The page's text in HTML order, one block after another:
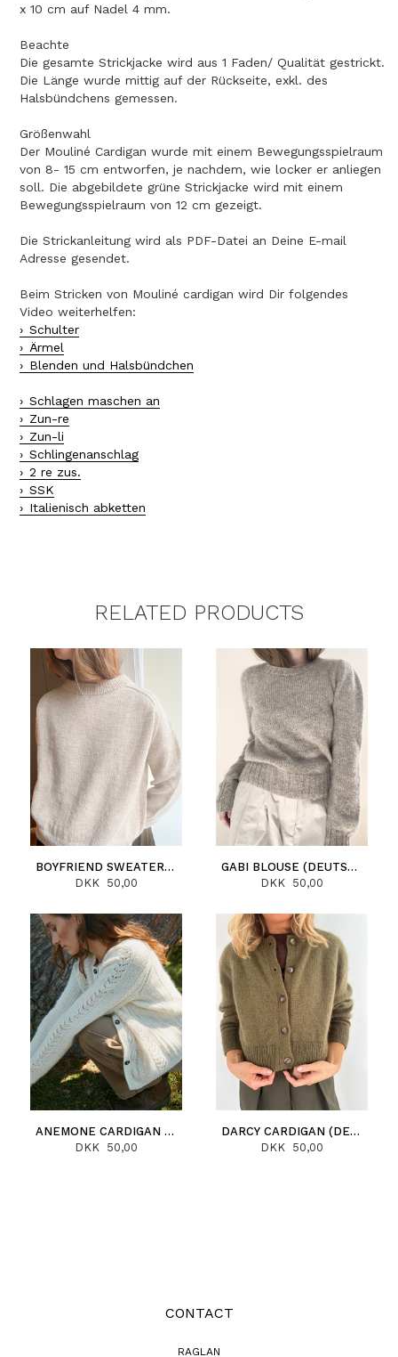
x 10 cm auf Nadel 4 mm.
Beachte
Die gesamte Strickjacke wird aus 1 Faden/ Qualität gestrickt.
Die Länge wurde mittig auf der Rückseite, exkl. des
Halsbündchens gemessen.
Größenwahl
Der Mouliné Cardigan wurde mit einem Bewegungsspielraum
von 8- 15 cm entworfen, je nachdem, wie locker er anliegen
soll. Die abgebildete grüne Strickjacke wird mit einem
Bewegungsspielraum von 12 cm gezeigt.
Die Strickanleitung wird als PDF-Datei an Deine E-mail
Adresse gesendet.
Beim Stricken von Mouliné cardigan wird Dir folgendes
Video weiterhelfen:
Schulter
Ärmel
Blenden und Halsbündchen
Schlagen maschen an
Zun-re
Zun-li
Schlingenanschlag
2 re zus.
SSK
Italienisch abketten
RELATED PRODUCTS
BOYFRIEND SWEATER (DEUTSCH)
DKK 50,00
GABI BLOUSE (DEUTSCH)
DKK 50,00
ANEMONE CARDIGAN (DEUTSCH)
DKK 50,00
DARCY CARDIGAN (DEUTSCH)
DKK 50,00
CONTACT
RAGLAN